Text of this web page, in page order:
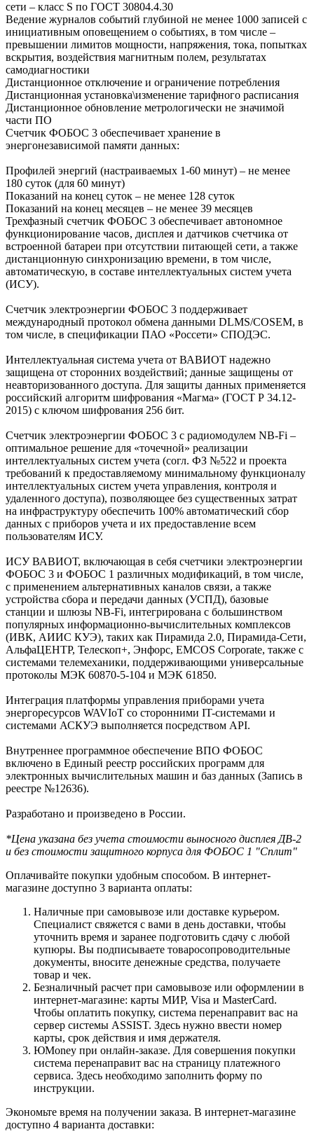
сети – класс S по ГОСТ 30804.4.30
Ведение журналов событий глубиной не менее 1000 записей с
инициативным оповещением о событиях, в том числе –
превышении лимитов мощности, напряжения, тока, попытках
вскрытия, воздействия магнитным полем, результатах
самодиагностики
Дистанционное отключение и ограничение потребления
Дистанционная установка\изменение тарифного расписания
Дистанционное обновление метрологически не значимой
части ПО
Счетчик ФОБОС 3 обеспечивает хранение в
энергонезависимой памяти данных:
Профилей энергий (настраиваемых 1-60 минут) – не менее
180 суток (для 60 минут)
Показаний на конец суток – не менее 128 суток
Показаний на конец месяцев – не менее 39 месяцев
Трехфазный счетчик ФОБОС 3 обеспечивает автономное
функционирование часов, дисплея и датчиков счетчика от
встроенной батареи при отсутствии питающей сети, а также
дистанционную синхронизацию времени, в том числе,
автоматическую, в составе интеллектуальных систем учета
(ИСУ).
Счетчик электроэнергии ФОБОС 3 поддерживает
международный протокол обмена данными DLMS/COSEM, в
том числе, в спецификации ПАО «Россети» СПОДЭС.
Интеллектуальная система учета от ВАВИОТ надежно
защищена от сторонних воздействий; данные защищены от
неавторизованного доступа. Для защиты данных применяется
российский алгоритм шифрования «Магма» (ГОСТ Р 34.12-
2015) с ключом шифрования 256 бит.
Счетчик электроэнергии ФОБОС 3 с радиомодулем NB-Fi –
оптимальное решение для «точечной» реализации
интеллектуальных систем учета (согл. ФЗ №522 и проекта
требований к предоставляемому минимальному функционалу
интеллектуальных систем учета управления, контроля и
удаленного доступа), позволяющее без существенных затрат
на инфраструктуру обеспечить 100% автоматический сбор
данных с приборов учета и их предоставление всем
пользователям ИСУ.
ИСУ ВАВИОТ, включающая в себя счетчики электроэнергии
ФОБОС 3 и ФОБОС 1 различных модификаций, в том числе,
с применением альтернативных каналов связи, а также
устройства сбора и передачи данных (УСПД), базовые
станции и шлюзы NB-Fi, интегрирована с большинством
популярных информационно-вычислительных комплексов
(ИВК, АИИС КУЭ), таких как Пирамида 2.0, Пирамида-Сети,
АльфаЦЕНТР, Телескоп+, Энфорс, EMCOS Сorporate, также с
системами телемеханики, поддерживающими универсальные
протоколы МЭК 60870-5-104 и МЭК 61850.
Интеграция платформы управления приборами учета
энергоресурсов WAVIoT со сторонними IT-системами и
системами АСКУЭ выполняется посредством API.
Внутреннее программное обеспечение ВПО ФОБОС
включено в Единый реестр российских программ для
электронных вычислительных машин и баз данных (Запись в
реестре №12636).
Разработано и произведено в России.
*Цена указана без учета стоимости выносного дисплея ДВ-2
и без стоимости защитного корпуса для ФОБОС 1 "Сплит"
Оплачивайте покупки удобным способом. В интернет-
магазине доступно 3 варианта оплаты:
Наличные при самовывозе или доставке курьером.
Специалист свяжется с вами в день доставки, чтобы
уточнить время и заранее подготовить сдачу с любой
купюры. Вы подписываете товаросопроводительные
документы, вносите денежные средства, получаете
товар и чек.
Безналичный расчет при самовывозе или оформлении в
интернет-магазине: карты МИР, Visa и MasterCard.
Чтобы оплатить покупку, система перенаправит вас на
сервер системы ASSIST. Здесь нужно ввести номер
карты, срок действия и имя держателя.
ЮMoney при онлайн-заказе. Для совершения покупки
система перенаправит вас на страницу платежного
сервиса. Здесь необходимо заполнить форму по
инструкции.
Экономьте время на получении заказа. В интернет-магазине
доступно 4 варианта доставки: